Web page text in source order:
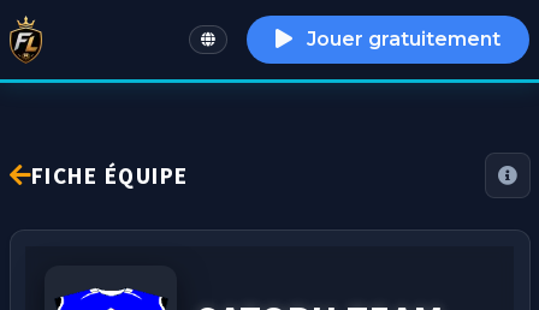
English Jouer gratuitement
FICHE ÉQUIPE